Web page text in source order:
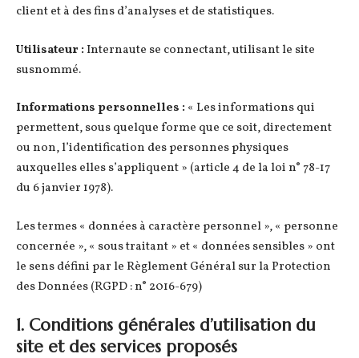
client et à des fins d’analyses et de statistiques.
Utilisateur : Internaute se connectant, utilisant le site
susnommé.
Informations personnelles : « Les informations qui
permettent, sous quelque forme que ce soit, directement
ou non, l’identification des personnes physiques
auxquelles elles s’appliquent » (article 4 de la loi n° 78-17
du 6 janvier 1978).
Les termes « données à caractère personnel », « personne
concernée », « sous traitant » et « données sensibles » ont
le sens défini par le Règlement Général sur la Protection
des Données (RGPD : n° 2016-679)
1. Conditions générales d’utilisation du
site et des services proposés